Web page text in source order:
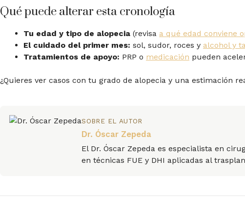
Qué puede alterar esta cronología
Tu edad y tipo de alopecia (revisa a qué edad conviene
El cuidado del primer mes: sol, sudor, roces y alcohol y
Tratamientos de apoyo: PRP o medicación pueden
¿Quieres ver casos con tu grado de alopecia y una estimación
SOBRE EL AUTOR
Dr. Óscar Zepeda
El Dr. Óscar Zepeda es especialista en
en técnicas FUE y DHI aplicadas al